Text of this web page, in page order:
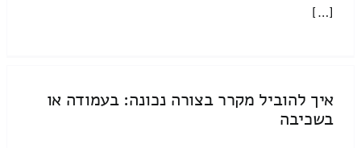
[…]
איך להוביל מקרר בצורה נכונה: בעמודה או
בשכיבה